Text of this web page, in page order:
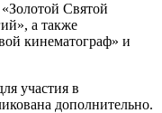
Святой
а также
кинематограф» и
участия в
дополнительно.